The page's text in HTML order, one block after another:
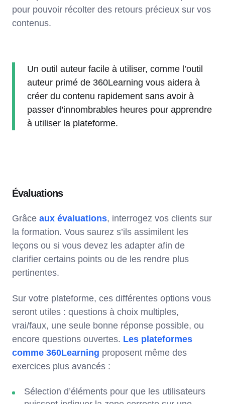
pour pouvoir récolter des retours précieux sur vos
contenus.
Un outil auteur facile à utiliser, comme l’outil
auteur primé de 360Learning vous aidera à
créer du contenu rapidement sans avoir à
passer d'innombrables heures pour apprendre
à utiliser la plateforme.
Évaluations
Grâce aux évaluations, interrogez vos clients sur
la formation. Vous saurez s’ils assimilent les
leçons ou si vous devez les adapter afin de
clarifier certains points ou de les rendre plus
pertinentes.
Sur votre plateforme, ces différentes options vous
seront utiles : questions à choix multiples,
vrai/faux, une seule bonne réponse possible, ou
encore questions ouvertes. Les plateformes
comme 360Learning proposent même des
exercices plus avancés :
Sélection d’éléments pour que les utilisateurs